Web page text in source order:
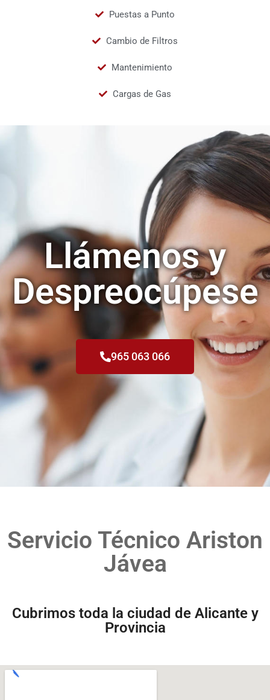
Puestas a Punto
Cambio de Filtros
Mantenimiento
Cargas de Gas
Llámenos y
Despreocúpese
965 063 066
Servicio Técnico Ariston
Jávea
Cubrimos toda la ciudad de Alicante y
Provincia